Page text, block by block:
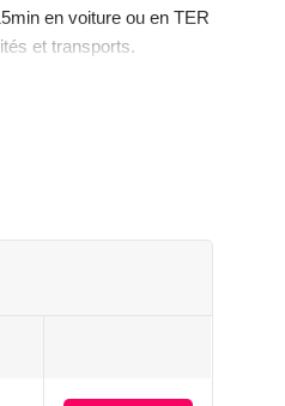
en voiture ou en TER
et transports.
du neuf.